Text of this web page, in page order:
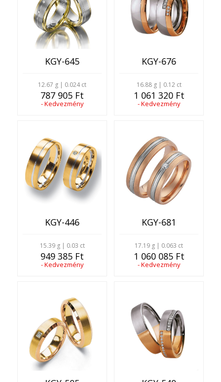
KGY-645
12.67 g | 0.024 ct
787 905 Ft
- Kedvezmény
KGY-676
16.88 g | 0.12 ct
1 061 320 Ft
- Kedvezmény
KGY-446
15.39 g | 0.03 ct
949 385 Ft
- Kedvezmény
KGY-681
17.19 g | 0.063 ct
1 060 085 Ft
- Kedvezmény